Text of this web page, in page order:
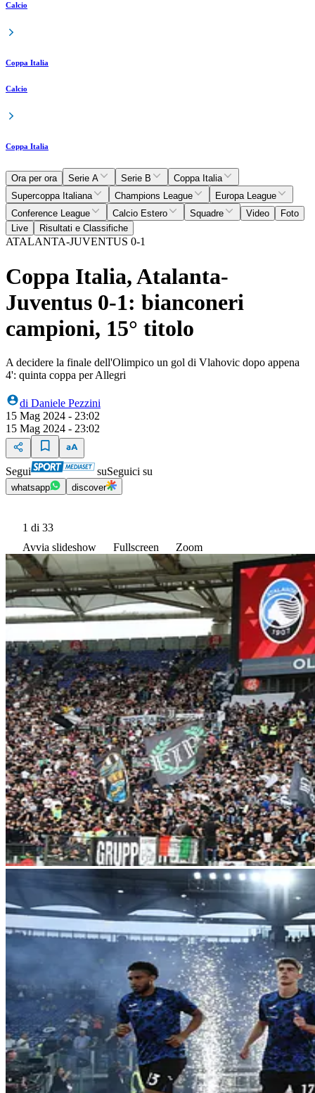
Calcio
Coppa Italia
Calcio
Coppa Italia
Ora per ora Serie A Serie B
Coppa Italia
Supercoppa Italiana
Champions League
Europa League
Conference League
Calcio Estero Squadre Video
Foto
Live
Risultati e Classifiche
ATALANTA-JUVENTUS 0-1
Coppa Italia, Atalanta-
Juventus 0-1: bianconeri
campioni, 15° titolo
A decidere la finale dell'Olimpico un gol di Vlahovic dopo appena
4': quinta coppa per Allegri
di Daniele Pezzini
15 Mag 2024 - 23:02
15 Mag 2024 - 23:02
Segui suSeguici su
whatsapp discover
1 di 33
Avvia slideshow
Fullscreen Zoom